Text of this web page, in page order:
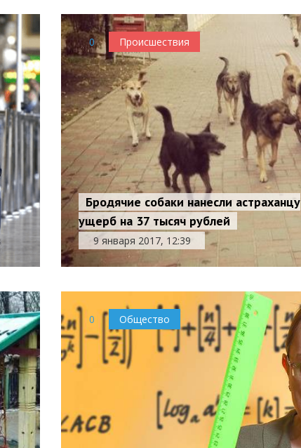
0 Происшествия
Бродячие собаки нанесли астраханцу
ущерб на 37 тысяч рублей
9 января 2017, 12:39
0 Общество